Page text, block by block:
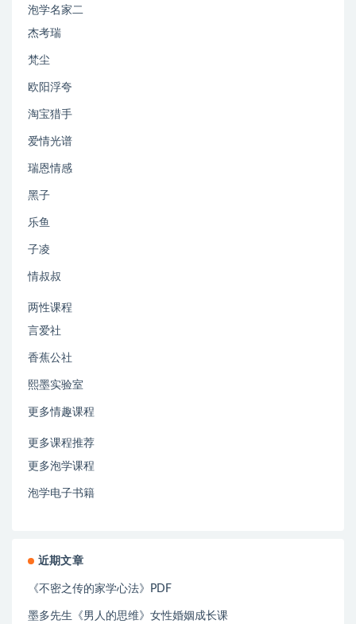
泡学名家二
杰考瑞
梵尘
欧阳浮夸
淘宝猎手
爱情光谱
瑞恩情感
黑子
乐鱼
子凌
情叔叔
两性课程
言爱社
香蕉公社
熙墨实验室
更多情趣课程
更多课程推荐
更多泡学课程
泡学电子书籍
近期文章
《不密之传的家学心法》PDF
墨多先生《男人的思维》女性婚姻成长课